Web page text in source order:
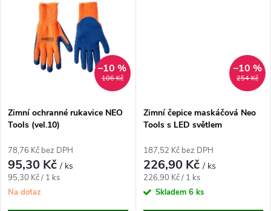
106 Kč
–10 %
Zimní ochranné rukavice NEO
Tools (vel.10)
78,76 Kč bez DPH
95,30 Kč/ ks
Měrná
cena:
95,30 Kč / 1 ks
Na dotaz
254 Kč
–10 %
Zimní čepice maskáčová Neo
Tools s LED světlem
187,52 Kč bez DPH
226,90 Kč/ ks
Měrná
cena:
226,90 Kč / 1 ks
Skladem 6 ks